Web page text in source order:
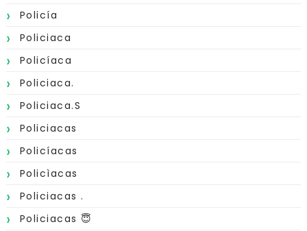
Policía
Policiaca
Policíaca
Policiaca.
Policiaca.s
Policiacas
Policíacas
Policìacas
Policiacas .
Policiacas 😇